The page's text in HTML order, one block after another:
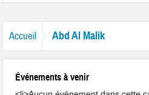
Accueil Abd Al Malik
Événements à venir